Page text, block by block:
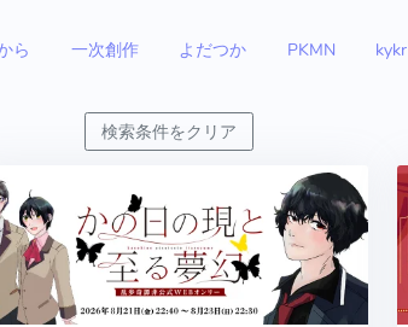
ら 一次創作 よだつか PKMN kykr
検索条件をクリア